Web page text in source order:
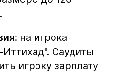
: на игрока
Саудиты
игроку зарплату